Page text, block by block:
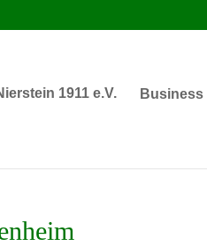
Business